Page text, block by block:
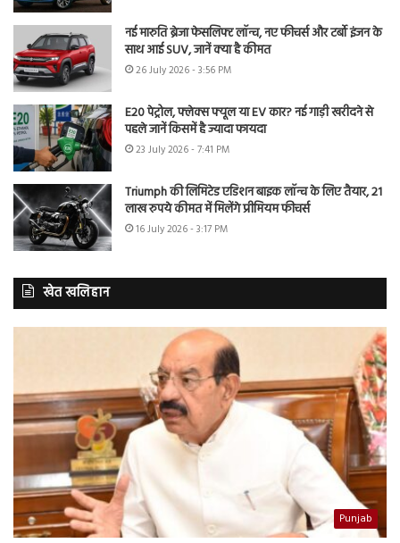
नई मारुति ब्रेजा फेसलिफ्ट लॉन्च, नए फीचर्स और टर्बो इंजन के
साथ आई SUV, जानें क्या है कीमत
26 July 2026 - 3:56 PM
E20 पेट्रोल, फ्लेक्स फ्यूल या EV कार? नई गाड़ी खरीदने से
पहले जानें किसमें है ज्यादा फायदा
23 July 2026 - 7:41 PM
Triumph की लिमिटेड एडिशन बाइक लॉन्च के लिए तैयार, 21
लाख रुपये कीमत में मिलेंगे प्रीमियम फीचर्स
16 July 2026 - 3:17 PM
खेत खलिहान
Punjab